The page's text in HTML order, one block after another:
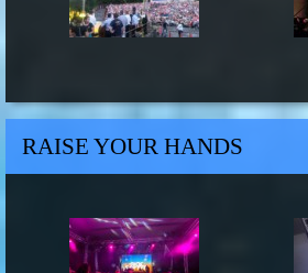
RAISE YOUR HANDS